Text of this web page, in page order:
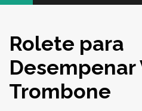
Rolete para
Desempenar
Trombone